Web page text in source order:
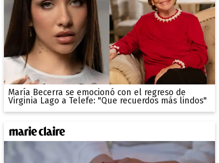
María Becerra se emocionó con el regreso de
Virginia Lago a Telefe: "Que recuerdos más lindos"